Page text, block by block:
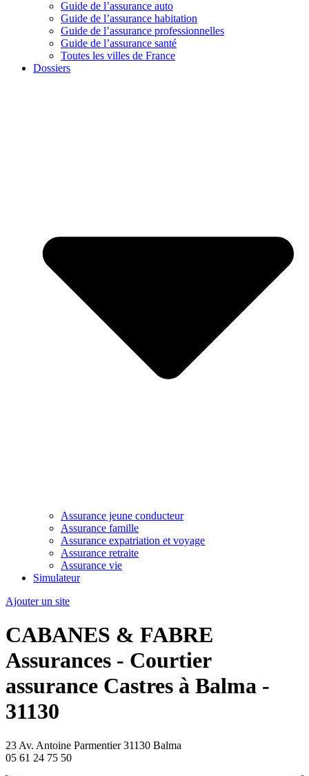
Guide de l’assurance auto
Guide de l’assurance habitation
Guide de l’assurance professionnelles
Guide de l’assurance santé
Toutes les villes de France
Dossiers
Assurance jeune conducteur
Assurance famille
Assurance expatriation et voyage
Assurance retraite
Assurance vie
Simulateur
Ajouter un site
CABANES & FABRE
Assurances - Courtier
assurance Castres à Balma -
31130
23 Av. Antoine Parmentier 31130 Balma
05 61 24 75 50